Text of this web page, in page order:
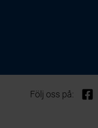
Följ oss på: